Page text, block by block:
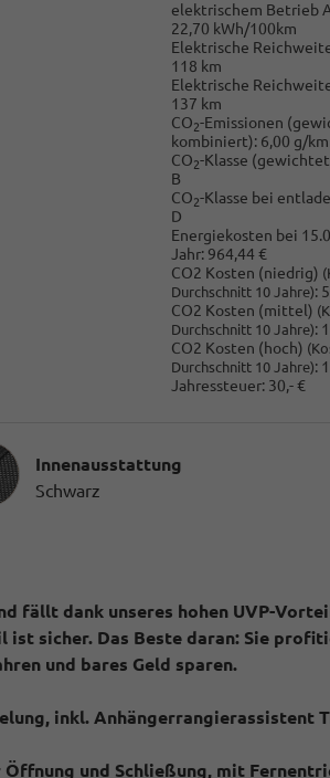
elektrischem Betrieb
22,70 kWh/100km
Elektrische
118 km
Elektrische
137 km
CO2-Emissionen
kombiniert): 6,00 g/km
CO2-Klasse
B
CO2-Klasse bei
D
Energiekosten bei
Jahr: 964,44 €
CO2 Kosten (niedrig)
Durchschnitt 10 Jahre):
CO2 Kosten (mittel)
Durchschnitt 10 Jahre):
CO2 Kosten (hoch)
Durchschnitt 10 Jahre):
Jahressteuer: 30,- €
Innenausstattung
Schwarz
fällt dank unseres hohen UVP-
ist sicher. Das Beste daran: Sie
und bares Geld sparen.
inkl. Anhängerrangierassistent
und Schließung, mit